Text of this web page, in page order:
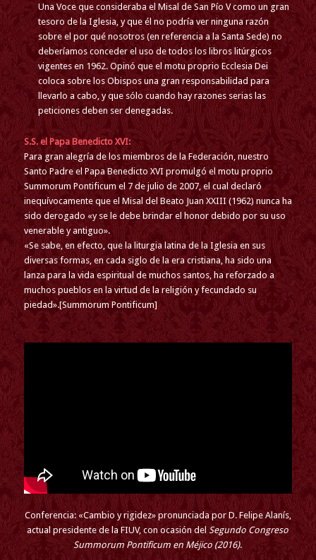
Una Voce que consideraba el Misal de San Pío V como un gran
tesoro de la Iglesia, y que él no podría ver ninguna razón
sobre el por qué nosotros (en referencia a la Santa Sede) no
deberíamos conceder el uso de todos los libros litúrgicos
vigentes en 1962. Opinó que el motu proprio Ecclesia Dei
coloca sobre los Obispos una gran responsabilidad para
llevarlo a cabo, y que sólo cuando hay razones serias las
peticiones deben ser denegadas.
S.S. el Papa Benedicto XVI:
Para gran alegría de los miembros de la Federación, nuestro
Santo Padre el Papa Benedicto XVI promulgó el motu proprio
Summorum Pontificum el 7 de julio de 2007, el cual declaró
inequívocamente que el Misal del Beato Juan XXIII (1962) nunca ha
sido derogado «y se le debe brindar el honor debido por su uso
venerable y antiguo».
«Se sabe, en efecto, que la liturgia latina de la Iglesia en sus
diversas formas, en cada siglo de la era cristiana, ha sido una
lanza para la vida espiritual de muchos santos, ha reforzado a
muchos pueblos en la virtud de la religión y fecundado su
piedad».[Summorum Pontificum]
Conferencia: «Cambio y rigidez» pronunciada por D. Felipe Alanís,
actual presidente de la FIUV, con ocasión delSegundo Congreso
Summorum Pontificum en Méjico (2016).